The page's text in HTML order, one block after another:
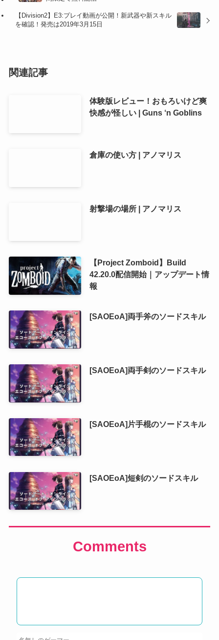
【Division2】E3:プレイ動画が公開！新武器や新スキル
を確認！発売は2019年3月15日
関連記事
体験版レビュー！おもろいけど爽
快感が怪しい | Guns ‘n Goblins
倉庫の使い方 | アノマリス
射撃場の場所 | アノマリス
【Project Zomboid】Build
42.20.0配信開始｜アップデート情
報
[SAOEoA]両手斧のソードスキル
[SAOEoA]両手剣のソードスキル
[SAOEoA]片手棍のソードスキル
[SAOEoA]短剣のソードスキル
Comments